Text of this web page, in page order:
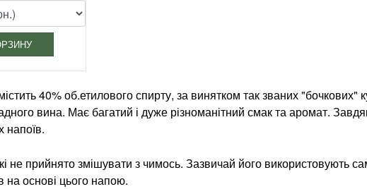
40% об.етилового спирту, за винятком так званих "бочкових"
вина. Має багатий і дуже різноманітний смак та аромат.
напоїв.
не прийнято змішувати з чимось. Зазвичай його використовують
на основі цього напою.